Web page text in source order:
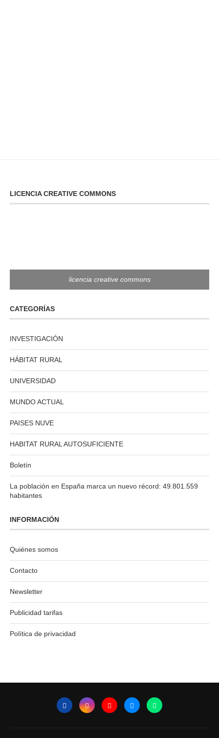
LICENCIA CREATIVE COMMONS
licencia creative commons
CATEGORÍAS
INVESTIGACIÓN
HÁBITAT RURAL
UNIVERSIDAD
MUNDO ACTUAL
PAISES NUVE
HABITAT RURAL AUTOSUFICIENTE
Boletín
La población en España marca un nuevo récord: 49.801.559
habitantes
INFORMACIÓN
Quiénes somos
Contacto
Newsletter
Publicidad tarifas
Política de privacidad